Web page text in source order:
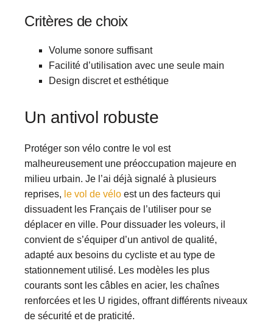
Critères de choix
Volume sonore suffisant
Facilité d’utilisation avec une seule main
Design discret et esthétique
Un antivol robuste
Protéger son vélo contre le vol est
malheureusement une préoccupation majeure en
milieu urbain. Je l’ai déjà signalé à plusieurs
reprises, le vol de vélo est un des facteurs qui
dissuadent les Français de l’utiliser pour se
déplacer en ville. Pour dissuader les voleurs, il
convient de s’équiper d’un antivol de qualité,
adapté aux besoins du cycliste et au type de
stationnement utilisé. Les modèles les plus
courants sont les câbles en acier, les chaînes
renforcées et les U rigides, offrant différents niveaux
de sécurité et de praticité.